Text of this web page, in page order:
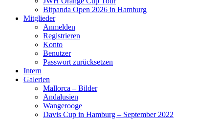
Bitpanda Open 2026 in Hamburg
Mitglieder
Anmelden
Registrieren
Konto
Benutzer
Passwort zurücksetzen
Intern
Galerien
Mallorca – Bilder
Andalusien
Wangerooge
Davis Cup in Hamburg – September 2022